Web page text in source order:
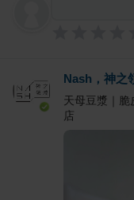
Nash，神之
天母豆漿｜脆
店